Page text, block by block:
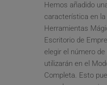
Hemos añadido
característica en la
Herramientas
Escritorio de
elegir el número
utilizarán en el
Completa. Esto